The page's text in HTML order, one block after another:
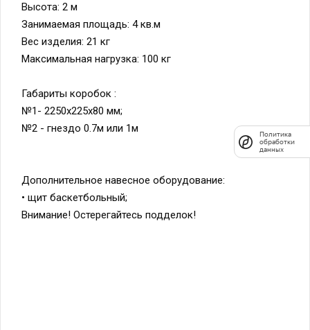
Высота: 2 м
Занимаемая площадь: 4 кв.м
Вес изделия: 21 кг
Максимальная нагрузка: 100 кг
Габариты коробок :
№1- 2250х225х80 мм;
№2 - гнездо 0.7м или 1м
Дополнительное навесное оборудование:
• щит баскетбольный;
Внимание! Остерегайтесь подделок!
Политика
обработки
данных